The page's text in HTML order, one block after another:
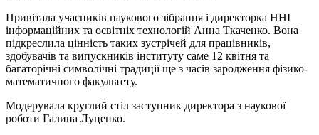
Привітала учасників наукового зібрання і директорка ННІ
інформаційних та освітніх технологій Анна Ткаченко. Вона
підкреслила цінність таких зустрічей для працівників,
здобувачів та випускників інституту саме 12 квітня та
багаторічні символічні традиції ще з часів зародження фізико-
математичного факультету.
Модерувала круглий стіл заступник директора з наукової
роботи Галина Луценко.